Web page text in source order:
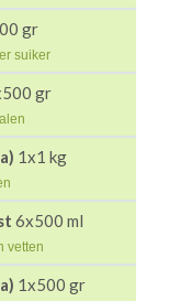
gr
suiker
gr
1x1 kg
6x500 ml
vetten
1x500 gr